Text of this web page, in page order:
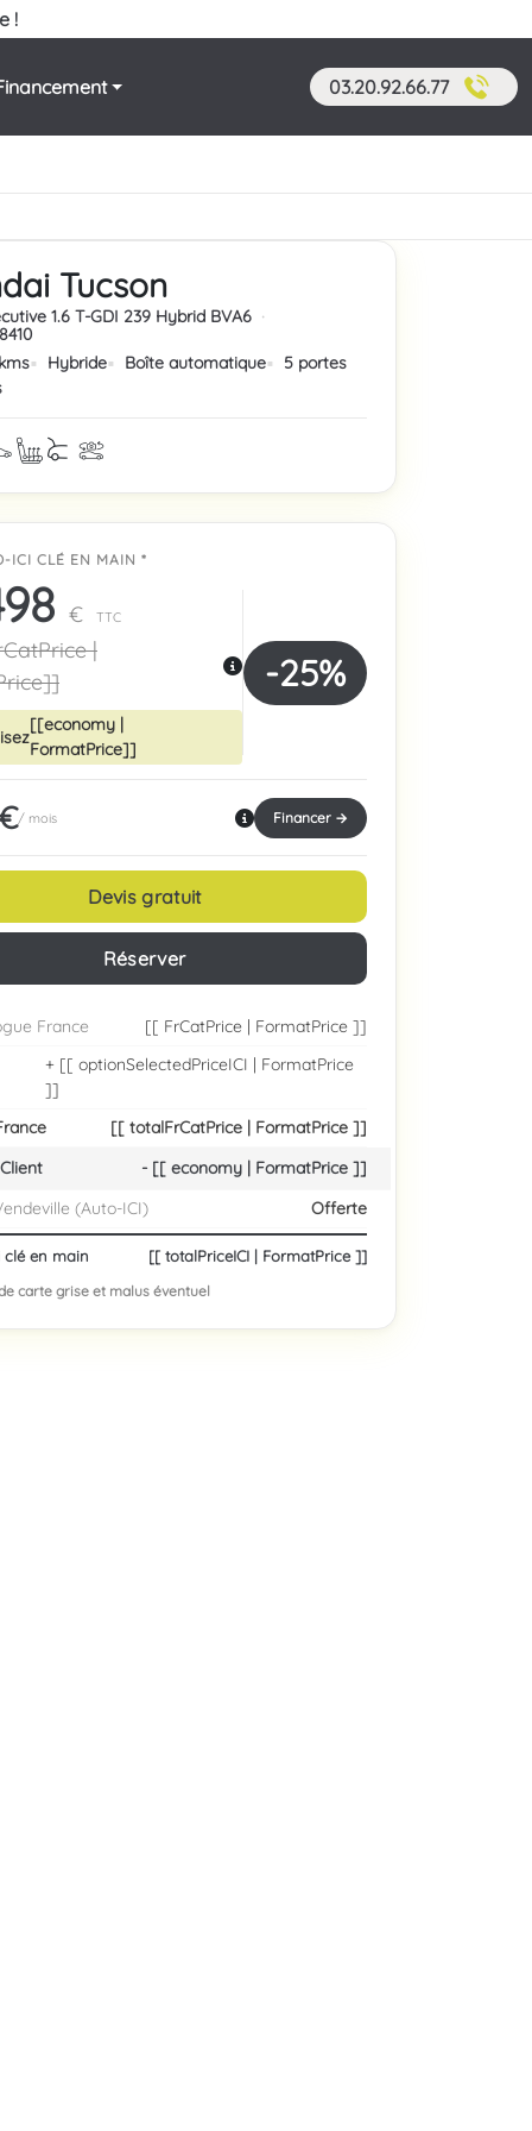
!
03.20.92.66.77
Photo contractuelle
Tucson
1.6 T-GDI 239 Hybrid BVA6 ·
Hybride Boîte automatique
5 portes
ICI CLÉ EN MAIN *
€ TTC
|
[[economy |
FormatPrice]]
-25%
/ mois Financer →
Devis gratuit
Réserver
France
[[ FrCatPrice | FormatPrice ]]
+ [[ optionSelectedPriceICI | FormatPrice
]]
[[ totalFrCatPrice | FormatPrice ]]
- [[ economy | FormatPrice ]]
(Auto-ICI)
Offerte
clé en main [[ totalPriceICI | FormatPrice ]]
carte grise et malus éventuel